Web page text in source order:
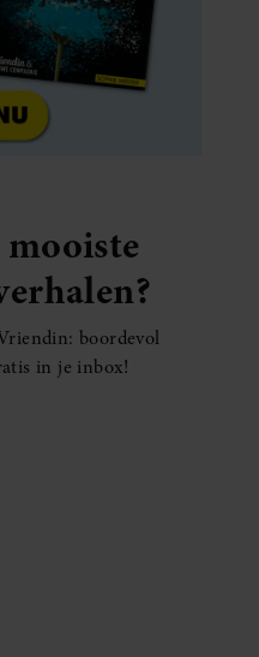
mooiste
boordevol
in je inbox!